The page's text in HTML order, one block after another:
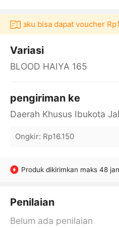
bisa dapat voucher
Variasi
BLOOD HAIYA 165
pengiriman ke
Ongkir: Rp16.150
Produk dikirimkan maks 48
Penilaian
Belum ada penilaian